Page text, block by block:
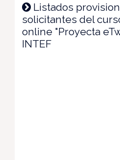
Listados
solicitantes del
online "Proyecta
INTEF